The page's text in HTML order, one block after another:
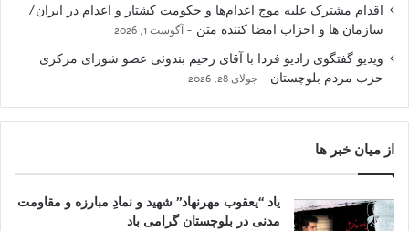
اقدام مشترک علیه موج اعدام‌ها و حکومت کشتار و اعدام در ایران/
سازمان ها و احزاب امضا کننده متن
آگوست 1, 2026
ویدیو گفتگوی رادیو فردا با آقای رحیم بندوئی عضو شورای مرکزی
حزب مردم بلوچستان
جولای 28, 2026
از میان خبر ها
یاد “یعقوب مهرنهاد” شهید و نمادِ مبارزه و مقاومت
مدنی در بلوچستان گرامی باد